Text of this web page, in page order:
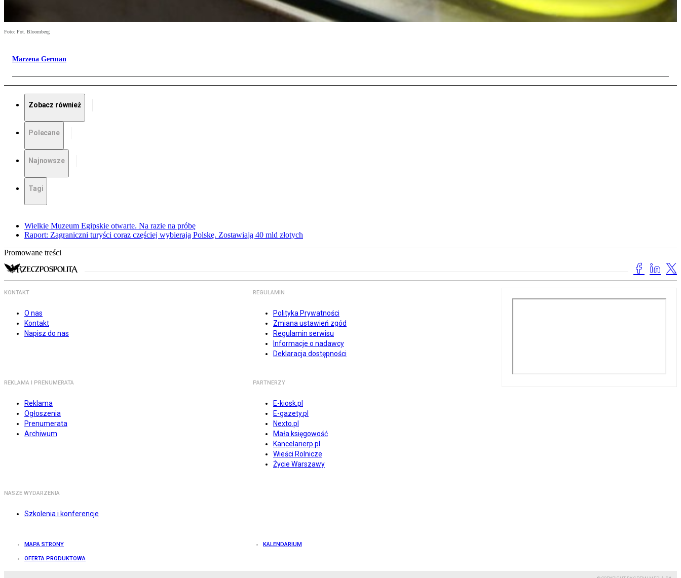
Foto: Fot. Bloomberg
Marzena German
Zobacz również
Polecane
Najnowsze
Tagi
Wielkie Muzeum Egipskie otwarte. Na razie na próbę
Raport: Zagraniczni turyści coraz częściej wybierają Polskę. Zostawiają 40 mld złotych
Promowane treści
KONTAKT
O nas
Kontakt
Napisz do nas
REGULAMIN
Polityka Prywatności
Zmiana ustawień zgód
Regulamin serwisu
Informacje o nadawcy
Deklaracja dostępności
REKLAMA I PRENUMERATA
Reklama
Ogłoszenia
Prenumerata
Archiwum
PARTNERZY
E-kiosk.pl
E-gazety.pl
Nexto.pl
Mała księgowość
Kancelarierp.pl
Wieści Rolnicze
Życie Warszawy
NASZE WYDARZENIA
Szkolenia i konferencje
MAPA STRONY KALENDARIUM
OFERTA PRODUKTOWA